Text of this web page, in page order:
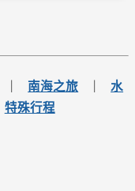
南海之旅
水
特殊行程